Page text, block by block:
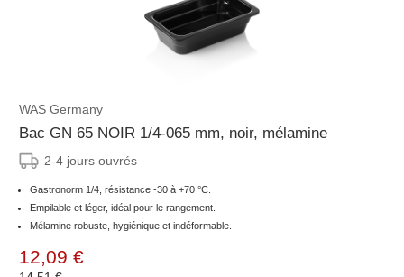
WAS Germany
Bac GN 65 NOIR 1/4-065 mm, noir, mélamine
2-4 jours ouvrés
Gastronorm 1/4, résistance -30 à +70 °C.
Empilable et léger, idéal pour le rangement.
Mélamine robuste, hygiénique et indéformable.
12,09 €